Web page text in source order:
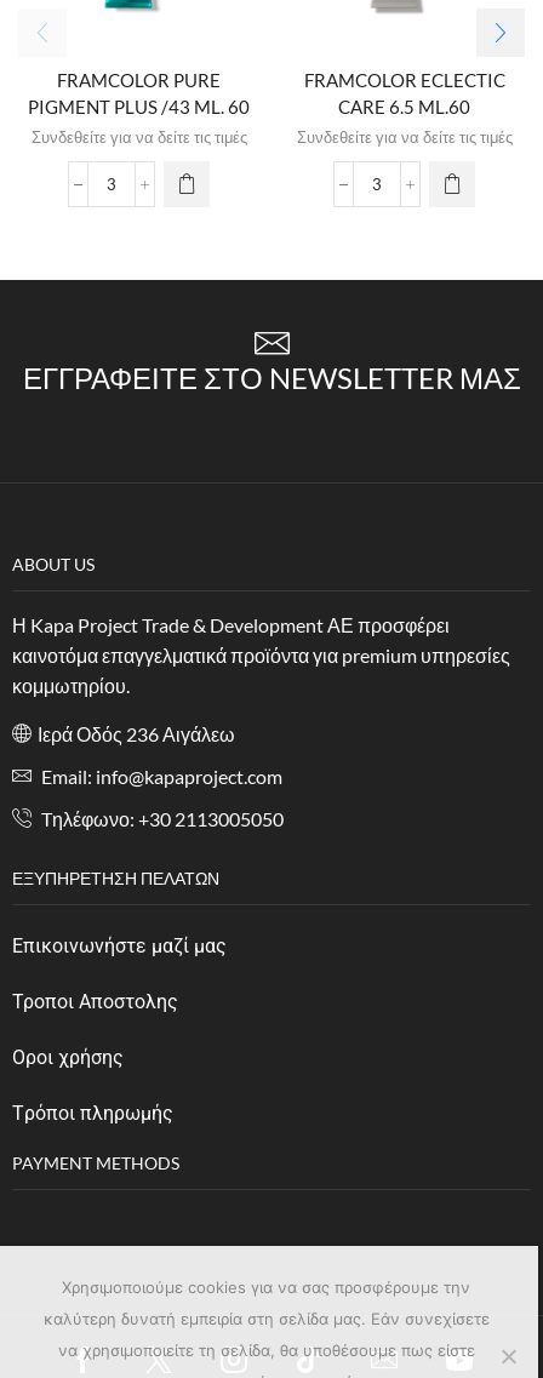
FRAMCOLOR PURE
PIGMENT PLUS /43 ML. 60
Συνδεθείτε για να δείτε τις τιμές
FRAMCOLOR ECLECTIC
CARE 6.5 ML.60
Συνδεθείτε για να δείτε τις τιμές
ΕΓΓΡΑΦΕΊΤΕ ΣΤΟ NEWSLETTER ΜΑΣ
ABOUT US
Η Kapa Project Trade & Development ΑΕ προσφέρει
καινοτόμα επαγγελματικά προϊόντα για premium υπηρεσίες
κομμωτηρίου.
Ιερά Οδός 236 Αιγάλεω
Email: info@kapaproject.com
Tηλέφωνο: +30 2113005050
ΕΞΥΠΗΡΈΤΗΣΗ ΠΕΛΑΤΏΝ
Επικοινωνήστε μαζί μας
Τροποι Αποστολης
Οροι χρήσης
Tρόποι πληρωμής
PAYMENT METHODS
Χρησιμοποιούμε cookies για να σας προσφέρουμε την
καλύτερη δυνατή εμπειρία στη σελίδα μας. Εάν συνεχίσετε
να χρησιμοποιείτε τη σελίδα, θα υποθέσουμε πως είστε